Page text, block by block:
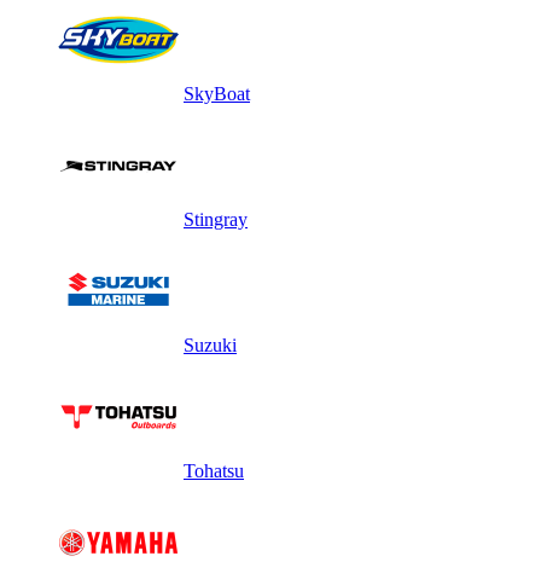
SkyBoat
Stingray
Suzuki
Tohatsu